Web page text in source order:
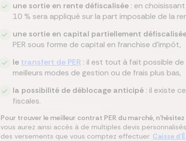
une sortie en rente défiscalisée: en choisissant
10 % sera appliqué sur la part imposable de la
une sortie en capital partiellement
PER sous forme de capital en franchise d’impôt,
le transfert de PER : il est tout à fait possible de
meilleurs modes de gestion ou de frais plus bas,
la possibilité de déblocage anticipé: il existe
fiscales.
Pour trouver le meilleur contrat PER du marché,
vous aurez ainsi accès à de multiples devis
des versements que vous comptez effectuer. Caisse